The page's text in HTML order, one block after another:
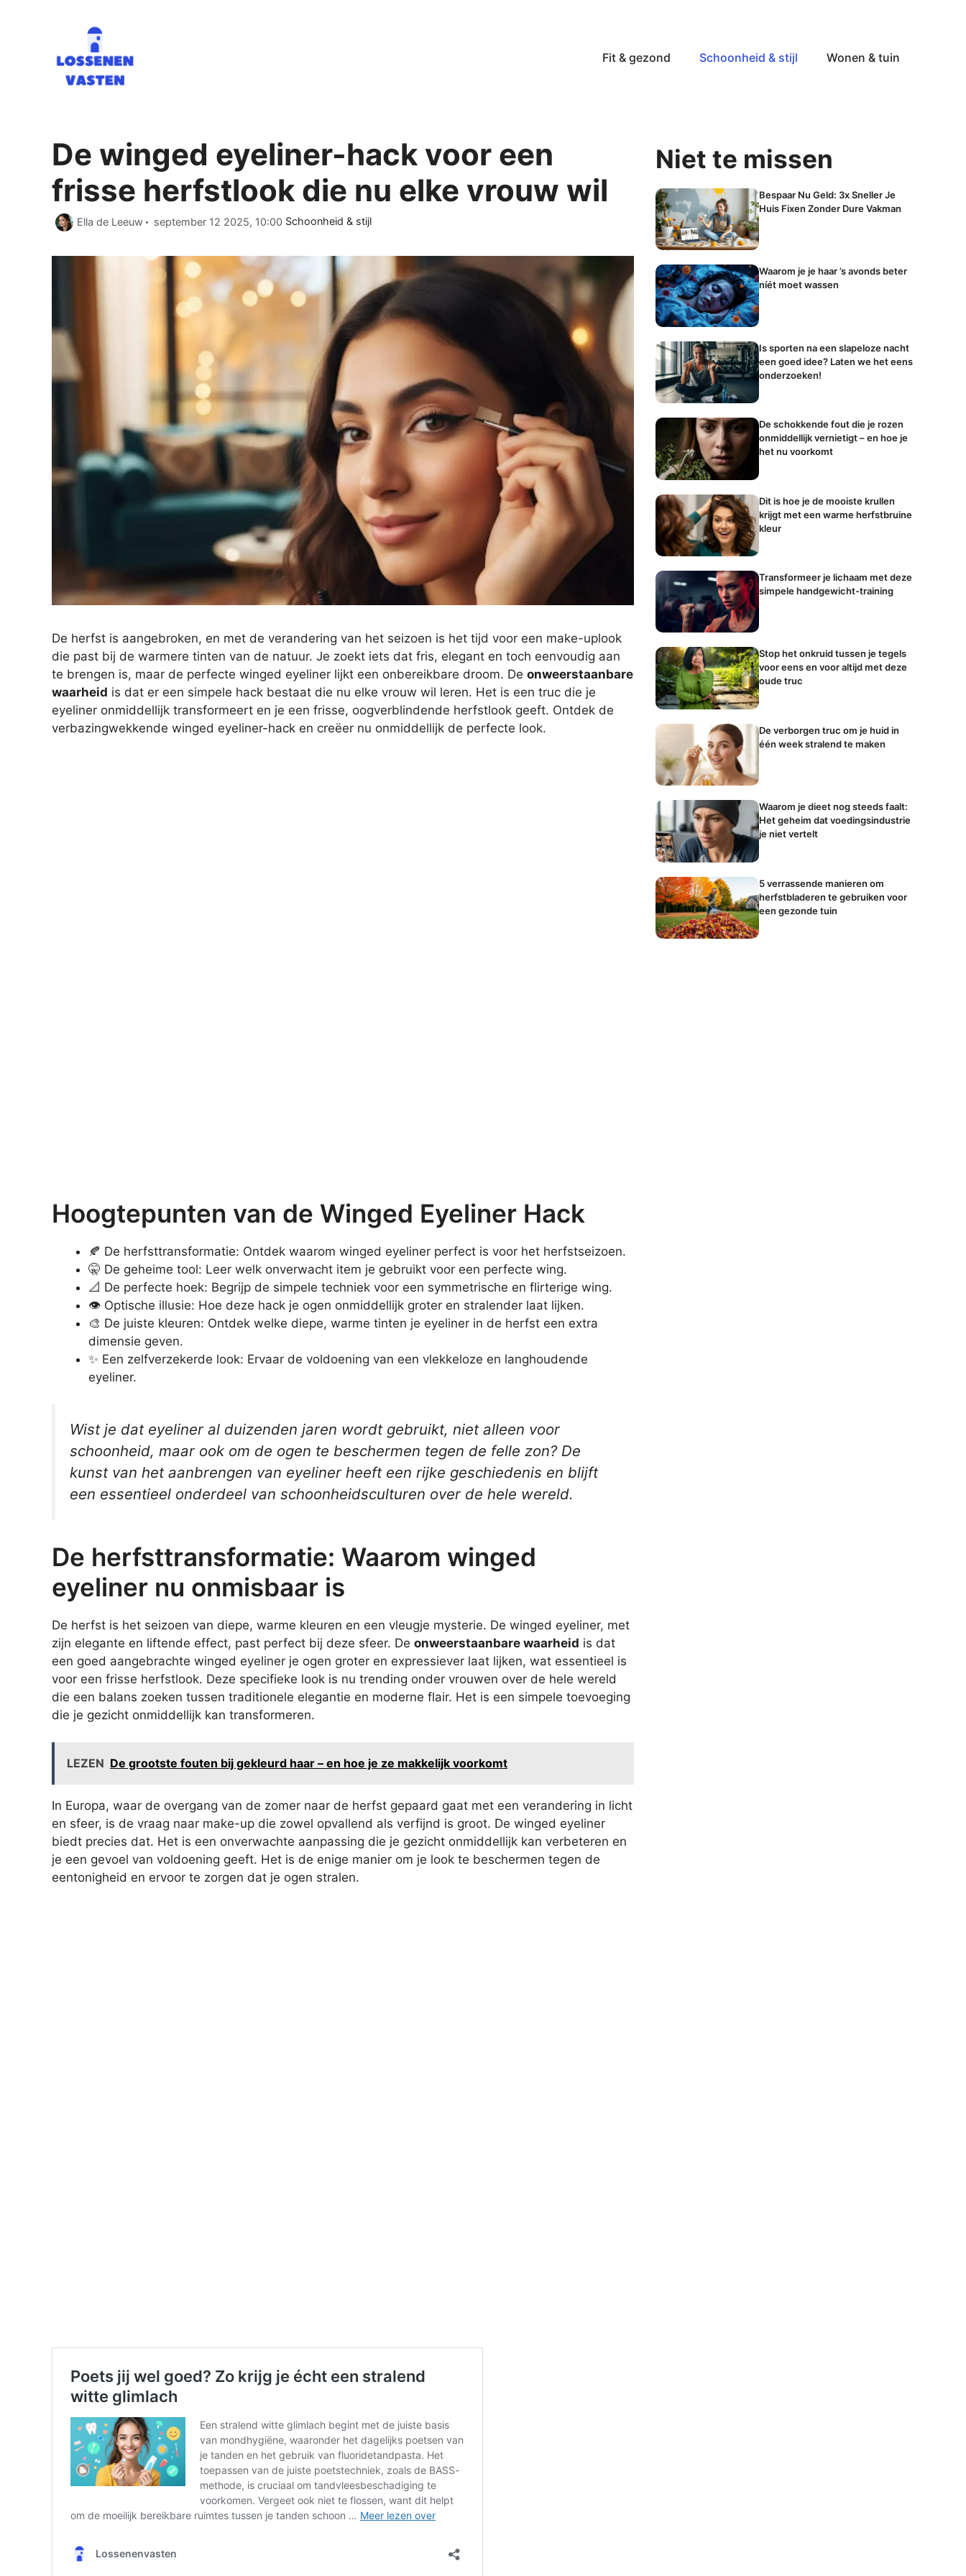
Fit & gezond Schoonheid & stijl Wonen & tuin
De winged eyeliner-hack voor een
frisse herfstlook die nu elke vrouw wil
Ella de Leeuw september 12 2025, 10:00 Categorieën
Schoonheid & stijl
De herfst is aangebroken, en met de verandering van het seizoen is het tijd voor een make-uplook
die past bij de warmere tinten van de natuur. Je zoekt iets dat fris, elegant en toch eenvoudig aan
te brengen is, maar de perfecte winged eyeliner lijkt een onbereikbare droom. De onweerstaanbare
waarheid is dat er een simpele hack bestaat die nu elke vrouw wil leren. Het is een truc die je
eyeliner onmiddellijk transformeert en je een frisse, oogverblindende herfstlook geeft. Ontdek de
verbazingwekkende winged eyeliner-hack en creëer nu onmiddellijk de perfecte look.
Hoogtepunten van de Winged Eyeliner Hack
🍂 De herfsttransformatie: Ontdek waarom winged eyeliner perfect is voor het herfstseizoen.
🤫 De geheime tool: Leer welk onverwacht item je gebruikt voor een perfecte wing.
📐 De perfecte hoek: Begrijp de simpele techniek voor een symmetrische en flirterige wing.
👁️ Optische illusie: Hoe deze hack je ogen onmiddellijk groter en stralender laat lijken.
🎨 De juiste kleuren: Ontdek welke diepe, warme tinten je eyeliner in de herfst een extra
dimensie geven.
✨ Een zelfverzekerde look: Ervaar de voldoening van een vlekkeloze en langhoudende
eyeliner.
Wist je dat eyeliner al duizenden jaren wordt gebruikt, niet alleen voor
schoonheid, maar ook om de ogen te beschermen tegen de felle zon? De
kunst van het aanbrengen van eyeliner heeft een rijke geschiedenis en blijft
een essentieel onderdeel van schoonheidsculturen over de hele wereld.
De herfsttransformatie: Waarom winged
eyeliner nu onmisbaar is
De herfst is het seizoen van diepe, warme kleuren en een vleugje mysterie. De winged eyeliner, met
zijn elegante en liftende effect, past perfect bij deze sfeer. De onweerstaanbare waarheid is dat
een goed aangebrachte winged eyeliner je ogen groter en expressiever laat lijken, wat essentieel is
voor een frisse herfstlook. Deze specifieke look is nu trending onder vrouwen over de hele wereld
die een balans zoeken tussen traditionele elegantie en moderne flair. Het is een simpele toevoeging
die je gezicht onmiddellijk kan transformeren.
LEZEN De grootste fouten bij gekleurd haar – en hoe je ze makkelijk voorkomt
In Europa, waar de overgang van de zomer naar de herfst gepaard gaat met een verandering in licht
en sfeer, is de vraag naar make-up die zowel opvallend als verfijnd is groot. De winged eyeliner
biedt precies dat. Het is een onverwachte aanpassing die je gezicht onmiddellijk kan verbeteren en
je een gevoel van voldoening geeft. Het is de enige manier om je look te beschermen tegen de
eentonigheid en ervoor te zorgen dat je ogen stralen.
Niet te missen
Bespaar Nu Geld: 3x Sneller Je
Huis Fixen Zonder Dure Vakman
Waarom je je haar ’s avonds beter
níét moet wassen
Is sporten na een slapeloze nacht
een goed idee? Laten we het eens
onderzoeken!
De schokkende fout die je rozen
onmiddellijk vernietigt – en hoe je
het nu voorkomt
Dit is hoe je de mooiste krullen
krijgt met een warme herfstbruine
kleur
Transformeer je lichaam met deze
simpele handgewicht-training
Stop het onkruid tussen je tegels
voor eens en voor altijd met deze
oude truc
De verborgen truc om je huid in
één week stralend te maken
Waarom je dieet nog steeds faalt:
Het geheim dat voedingsindustrie
je niet vertelt
5 verrassende manieren om
herfstbladeren te gebruiken voor
een gezonde tuin